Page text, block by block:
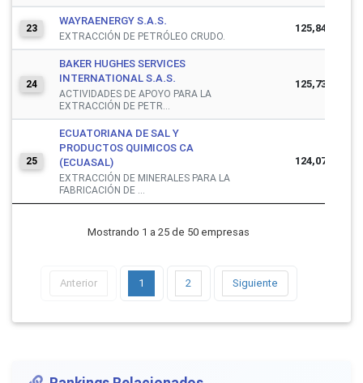
23
WAYRAENERGY S.A.S.
EXTRACCIÓN DE PETRÓLEO CRUDO.
125,849,913
24
BAKER HUGHES SERVICES
INTERNATIONAL S.A.S.
ACTIVIDADES DE APOYO PARA LA
EXTRACCIÓN DE PETR...
125,737,784
25
ECUATORIANA DE SAL Y
PRODUCTOS QUIMICOS CA
(ECUASAL)
EXTRACCIÓN DE MINERALES PARA LA
FABRICACIÓN DE ...
124,074,737
Mostrando 1 a 25 de 50 empresas
Anterior 1 2 Siguiente